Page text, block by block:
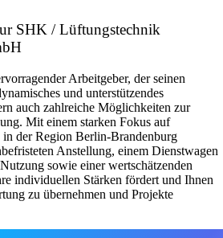
SHK / Lüftungstechnik
Arbeitgeber, der seinen
und unterstützendes
auch zahlreiche Möglichkeiten zur
Mit einem starken Fokus auf
der Region Berlin-Brandenburg
Anstellung, einem Dienstwagen
sowie einer wertschätzenden
individuellen Stärken fördert und Ihnen
zu übernehmen und Projekte